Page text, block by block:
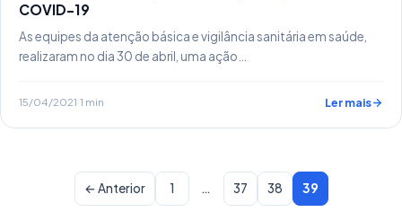
COVID-19
As equipes da atenção básica e vigilância sanitária em saúde,
realizaram no dia 30 de abril, uma ação…
15/04/2021·1 min Ler mais
← Anterior 1 … 37 38 39